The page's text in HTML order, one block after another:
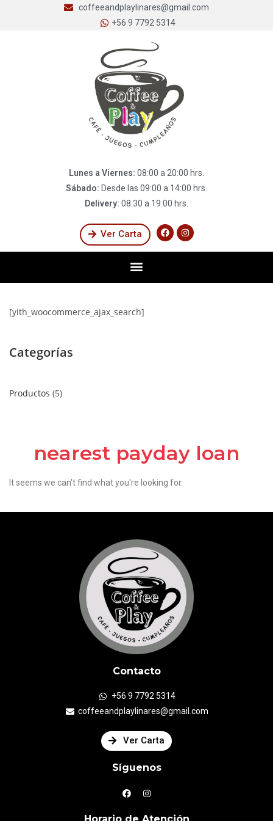
coffeeandplaylinares@gmail.com
+56 9 7792 5314
Lunes a Viernes: 08:00 a 20:00 hrs.
Sábado: Desde las 09:00 a 14:00 hrs.
Delivery: 08:30 a 19:00 hrs.
Ver Carta
[yith_woocommerce_ajax_search]
Categorías
Productos 5
nearest payday loan
It seems we can't find what you're looking for.
Contacto
+56 9 7792 5314
coffeeandplaylinares@gmail.com
Ver Carta
Síguenos